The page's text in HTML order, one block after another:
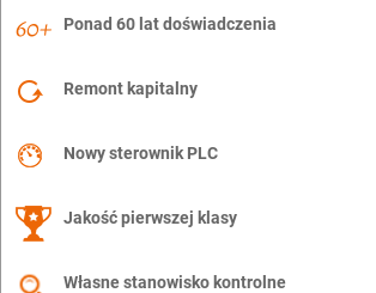
Ponad 60 lat doświadczenia
Remont kapitalny
Nowy sterownik PLC
Jakość pierwszej klasy
Własne stanowisko kontrolne